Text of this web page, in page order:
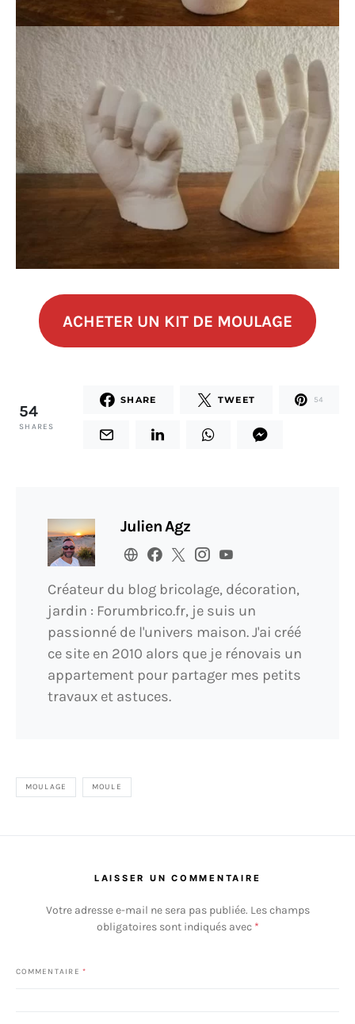
ACHETER UN KIT DE MOULAGE
54
SHARES
SHARE TWEET 54
Julien Agz
Créateur du blog bricolage, décoration,
jardin : Forumbrico.fr, je suis un
passionné de l'univers maison. J'ai créé
ce site en 2010 alors que je rénovais un
appartement pour partager mes petits
travaux et astuces.
MOULAGE MOULE
LAISSER UN COMMENTAIRE
Votre adresse e-mail ne sera pas publiée. Les champs
obligatoires sont indiqués avec *
COMMENTAIRE *